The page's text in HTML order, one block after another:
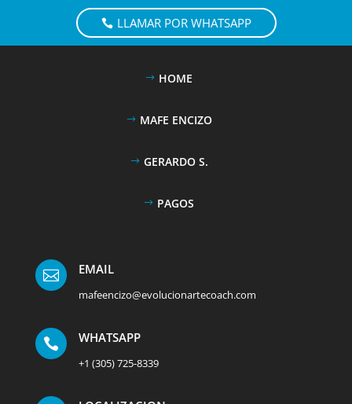
LLAMAR POR WHATSAPP
HOME
MAFE ENCIZO
GERARDO S.
PAGOS
 EMAIL
mafeencizo@evolucionartecoach.com
 WHATSAPP
+1 (305) 725-8339